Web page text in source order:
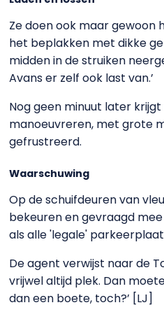
Ze doen ook maar gewoon
het beplakken met dikke
midden in de struiken
Avans er zelf ook last van.’
Nog geen minuut later
manoeuvreren, met grote
gefrustreerd.
Waarschuwing
Op de schuifdeuren van
bekeuren en gevraagd
als alle 'legale'
De agent verwijst naar de
vrijwel altijd plek. Dan
dan een boete, toch?’ [LJ]